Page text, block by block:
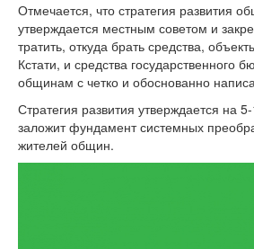
Отмечается, что стратегия развития
утверждается местным советом и
тратить, откуда брать средства,
Кстати, и средства государственного
общинам с четко и обоснованно
Стратегия развития утверждается на
заложит фундамент системных
жителей общин.